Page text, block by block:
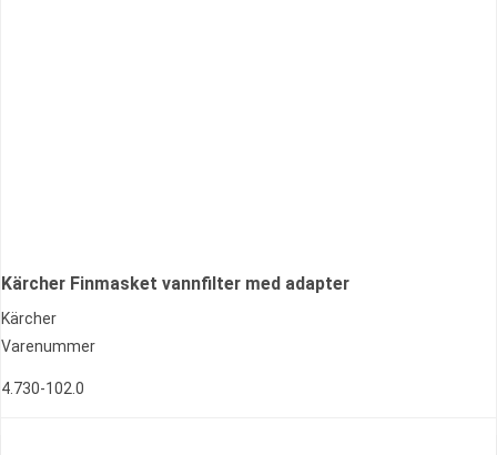
Kärcher Finmasket vannfilter med adapter
Kärcher
Varenummer
4.730-102.0